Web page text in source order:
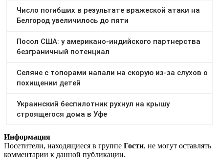
Информация
Посетители, находящиеся в группе Гости, не могут оставлять
комментарии к данной публикации.